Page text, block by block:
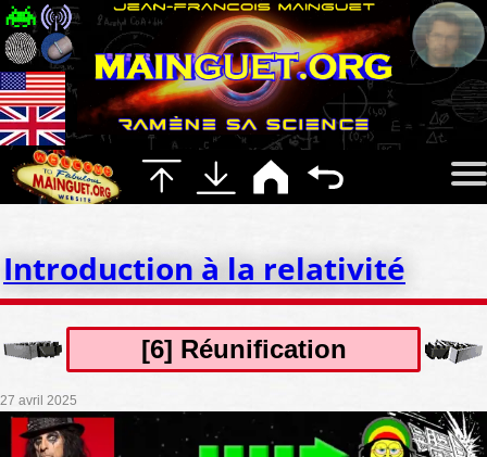
Introduction à la relativité
[6] Réunification
27 avril 2025